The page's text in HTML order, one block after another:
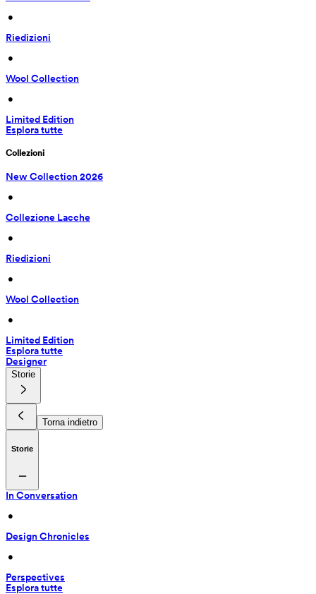
•
Riedizioni
•
Wool Collection
•
Limited Edition
Esplora tutte
Collezioni
New Collection 2026
•
Collezione Lacche
•
Riedizioni
•
Wool Collection
•
Limited Edition
Esplora tutte
Designer
Storie
Torna indietro
Storie
In Conversation
•
Design Chronicles
•
Perspectives
Esplora tutte